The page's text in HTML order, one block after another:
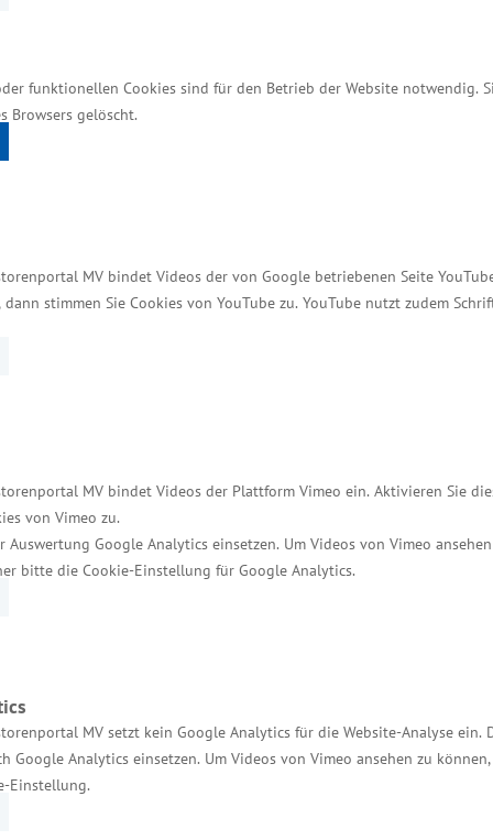
funktionellen Cookies sind für den Betrieb der Website notwendig.
Browsers gelöscht.
MV bindet Videos der von Google betriebenen Seite
dann stimmen Sie Cookies von YouTube zu. YouTube nutzt zudem
MV bindet Videos der Plattform Vimeo ein. Aktivieren Sie
von Vimeo zu.
Auswertung Google Analytics einsetzen. Um Videos von Vimeo
bitte die Cookie-Einstellung für Google Analytics.
MV setzt kein Google Analytics für die Website-Analyse ein.
Google Analytics einsetzen. Um Videos von Vimeo ansehen zu
Einstellung.
Menschen und Gemeinden vor Ort spürbar
Beteiligung der Kommunen stärkt die Akzeptanz
Baustein für die wirtschaftliche
Investitionen, zusätzliche Beschäftigung und
wie der Ausbau erneuerbarer Energien und
Durchschnitt aktuell den günstigsten
Energien ausbauen“, erklärte
Energien in die Netze integriert haben, wie
auf Bundesebene erfolgreich für eine fairere
Services